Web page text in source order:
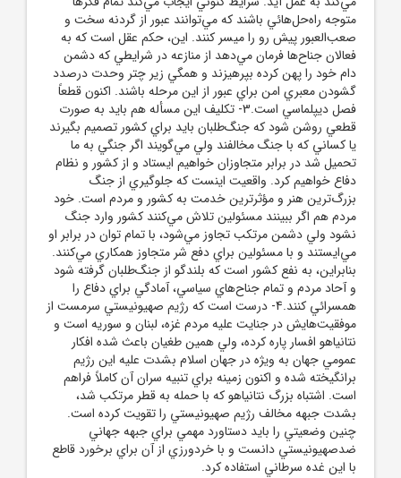
متوجه راه‌حل‌هائي باشند که مي‌توانند عبور از گردنه سخت و
صعب‌العبور پيش ‌رو را ميسر کنند. اين، حکم عقل است که به
فعالان جناح‌ها فرمان مي‌دهد از منازعه در شرايطي که دشمن
دام خود را پهن کرده بپرهيزند و همگي زير چتر وحدت درصدد
گشودن معبري امن براي عبور از اين مرحله باشند. اکنون قطعاً
فصل ديپلماسي است.3- تکليف اين مسأله هم بايد به صورت
قطعي روشن شود که جنگ‌طلبان بايد براي کشور تصميم بگيرند
يا کساني که با جنگ مخالفند ولي مي‌گويند اگر جنگي به ما
تحميل شد در برابر متجاوزان خواهيم ايستاد و از کشور و نظام
دفاع خواهيم کرد. واقعيت اينست که جلوگيري از جنگ
بزرگ‌ترين هنر و مؤثرترين خدمت به کشور و مردم است. خود
مردم هم اگر ببينند مسئولين تلاش مي‌کنند کشور وارد جنگ
نشود ولي دشمن مرتکب تجاوز مي‌شود، با تمام توان در برابر او
مي‌ايستند و با مسئولين براي دفع شر متجاوز همکاري مي‌کنند.
بنابراين، به نفع کشور است که بلندگو از جنگ‌طلبان گرفته شود
و آحاد مردم و تمام جناح‌هاي سياسي، آمادگي براي دفاع را
همسرائي کنند.4- درست است که رژيم صهيونيستي سرمست از
موفقيت‌هايش در جنايت عليه مردم غزه، لبنان و سوريه است و
نتانياهو افسار پاره کرده، ولي همين طغيان باعث شده افکار
عمومي جهان به ويژه در جهان اسلام بشدت عليه اين رژيم
برانگيخته شده و اکنون زمينه براي تنبيه سران آن کاملاً فراهم
است. اشتباه بزرگ نتانياهو که با حمله به قطر مرتکب شد،
بشدت جبهه مخالف رژيم صهيونيستي را تقويت کرده است.
چنين وضعيتي را بايد دستاورد مهمي براي جبهه جهاني
ضدصهيونيستي دانست و با خردورزي از آن براي برخورد قاطع
با اين غده سرطاني استفاده کرد.